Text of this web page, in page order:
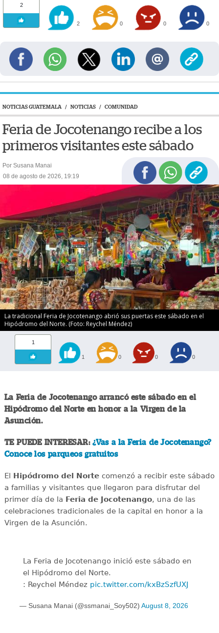
2
2 0 0 0
NOTICIAS GUATEMALA / NOTICIAS / COMUNIDAD
Feria de Jocotenango recibe a los
primeros visitantes este sábado
Por Susana Manai
08 de agosto de 2026, 19:19
La tradicional Feria de Jocotenango abrió sus puertas este sábado en el
Hipódromo del Norte. (Foto: Reychel Méndez)
1
1 0 0 0
La Feria de Jocotenango arrancó este sábado en el
Hipódromo del Norte en honor a la Virgen de la
Asunción.
TE PUEDE INTERESAR:¿Vas a la Feria de Jocotenango?
Conoce los parqueos gratuitos
El Hipódromo del Nortecomenzó a recibir este sábado
a familias y visitantes que llegaron para disfrutar del
primer día de la Feria de Jocotenango, una de las
celebraciones tradicionales de la capital en honor a la
Virgen de la Asunción.
La Feria de Jocotenango inició este sábado en
el Hipódromo del Norte.
: Reychel Méndez pic.twitter.com/kxBzSzfUXJ
— Susana Manai (@ssmanai_Soy502) August 8, 2026